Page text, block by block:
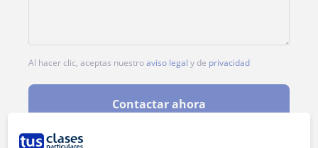
Al hacer clic, aceptas nuestroaviso legal y de privacidad
Contactar ahora